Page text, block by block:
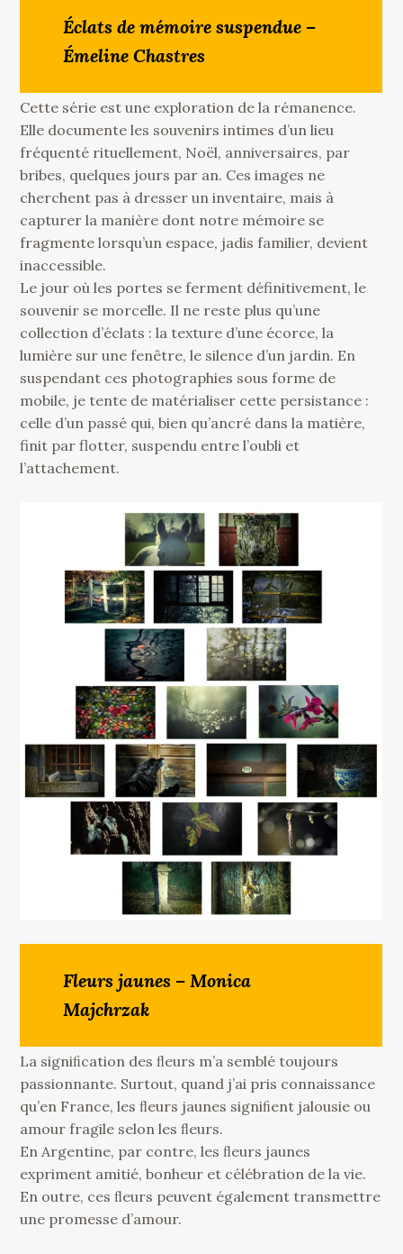
Éclats de mémoire suspendue –
Émeline Chastres
Cette série est une exploration de la rémanence.
Elle documente les souvenirs intimes d’un lieu
fréquenté rituellement, Noël, anniversaires, par
bribes, quelques jours par an. Ces images ne
cherchent pas à dresser un inventaire, mais à
capturer la manière dont notre mémoire se
fragmente lorsqu’un espace, jadis familier, devient
inaccessible.
Le jour où les portes se ferment définitivement, le
souvenir se morcelle. Il ne reste plus qu’une
collection d’éclats : la texture d’une écorce, la
lumière sur une fenêtre, le silence d’un jardin. En
suspendant ces photographies sous forme de
mobile, je tente de matérialiser cette persistance :
celle d’un passé qui, bien qu’ancré dans la matière,
finit par flotter, suspendu entre l’oubli et
l’attachement.
Fleurs jaunes – Monica
Majchrzak
La signiﬁcation des ﬂeurs m’a semblé toujours
passionnante. Surtout, quand j’ai pris connaissance
qu’en France, les ﬂeurs jaunes signiﬁent jalousie ou
amour fragile selon les ﬂeurs.
En Argentine, par contre, les ﬂeurs jaunes
expriment amitié, bonheur et célébration de la vie.
En outre, ces ﬂeurs peuvent également transmettre
une promesse d’amour.